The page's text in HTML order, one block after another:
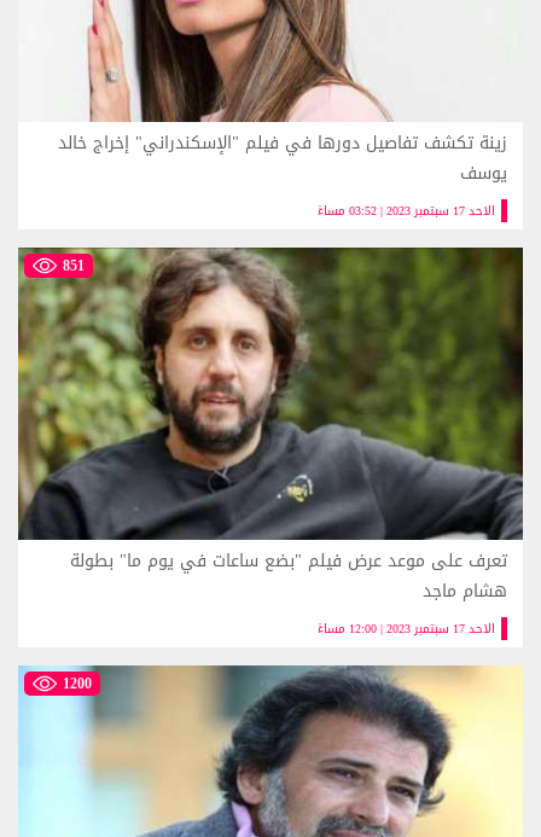
الاحد 17 سبتمبر 2023 | 03:52 مساءً
زينة تكشف تفاصيل دورها في فيلم "الإسكندراني" إخراج خالد
يوسف
851
الاحد 17 سبتمبر 2023 | 12:00 مساءً
تعرف على موعد عرض فيلم "بضع ساعات في يوم ما" بطولة
هشام ماجد
1200